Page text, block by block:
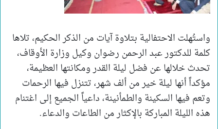
واستُهلت الاحتفالية بتلاوة آيات من الذكر الحكيم، تلاها
كلمة للدكتور عبد الرحمن رضوان وكيل وزارة الأوقاف،
تحدث خلالها عن فضل ليلة القدر ومكانتها العظيمة،
مؤكداً أنها ليلة خير من ألف شهر، تتنزل فيها الرحمات
وتعم فيها السكينة والطمأنينة، داعياً الجميع إلى اغتنام
هذه الليلة المباركة بالإكثار من الطاعات والدعاء.